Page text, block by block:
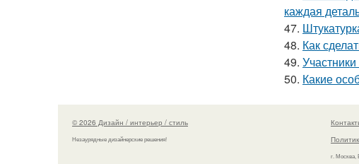
каждая
47.
48. Как
49.
50. Какие
© 2026 Дизайн / интерьер / стиль
Незаурядные дизайнерские решения!
г. Москва,